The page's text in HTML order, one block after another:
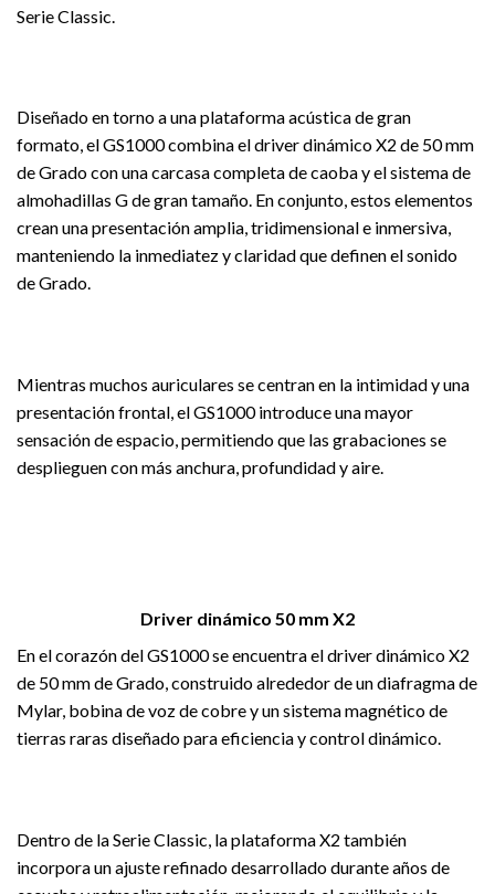
Serie Classic.
Diseñado en torno a una plataforma acústica de gran
formato, el GS1000 combina el driver dinámico X2 de 50 mm
de Grado con una carcasa completa de caoba y el sistema de
almohadillas G de gran tamaño. En conjunto, estos elementos
crean una presentación amplia, tridimensional e inmersiva,
manteniendo la inmediatez y claridad que definen el sonido
de Grado.
Mientras muchos auriculares se centran en la intimidad y una
presentación frontal, el GS1000 introduce una mayor
sensación de espacio, permitiendo que las grabaciones se
desplieguen con más anchura, profundidad y aire.
Driver dinámico 50 mm X2
En el corazón del GS1000 se encuentra el driver dinámico X2
de 50 mm de Grado, construido alrededor de un diafragma de
Mylar, bobina de voz de cobre y un sistema magnético de
tierras raras diseñado para eficiencia y control dinámico.
Dentro de la Serie Classic, la plataforma X2 también
incorpora un ajuste refinado desarrollado durante años de